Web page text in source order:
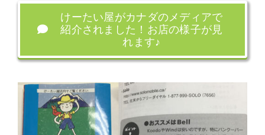
けーたい屋がカナダのメディアで
紹介されました！お店の様子が見
れます♪